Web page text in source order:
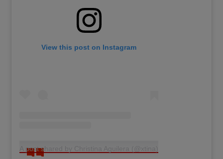
View this post on Instagram
A post shared by Christina Aguilera (@xtina)